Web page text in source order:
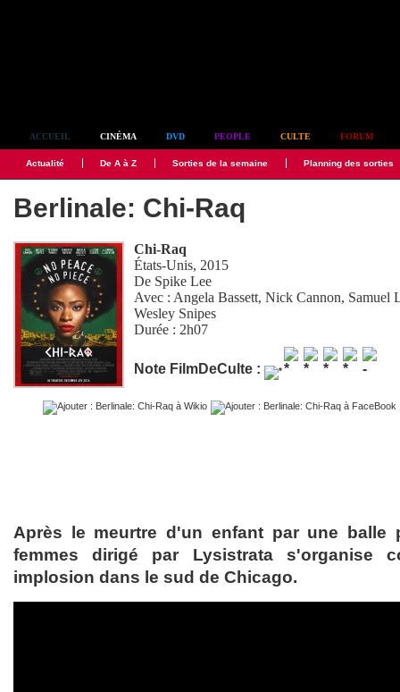
ACCUEIL CINÉMA DVD PEOPLE CULTE FORUM
Actualité De A à Z Sorties de la semaine Planning des sorties
Berlinale: Chi-Raq
Chi-Raq
États-Unis, 2015
De Spike Lee
Avec : Angela Bassett,Nick Cannon, Samuel
Wesley Snipes
Durée : 2h07
Note FilmDeCulte :
Après le meurtre d'un enfant par une balle
femmes dirigé par Lysistrata s'organise
implosion dans le sud de Chicago.